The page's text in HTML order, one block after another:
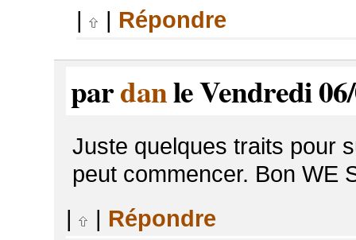
|
| Répondre
pardanle Vendredi
Juste quelques traits pour
peut commencer. Bon WE
|
| Répondre